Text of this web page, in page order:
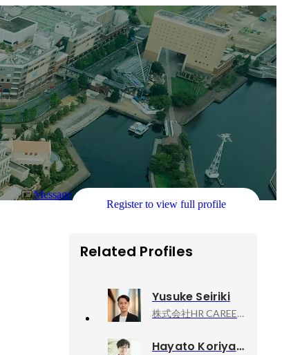
Message
Register to view full profile
Related Profiles
Yusuke Seiriki
株式会社HR CAREER, 管理部 部長
Hayato Koriyama